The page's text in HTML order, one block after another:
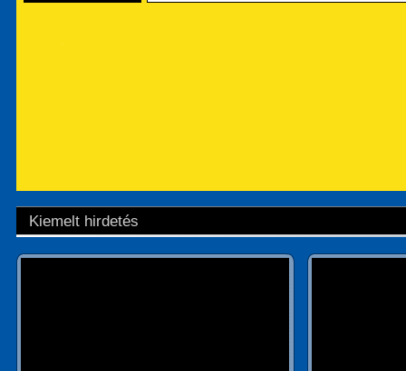
Kiemelt hirdetés